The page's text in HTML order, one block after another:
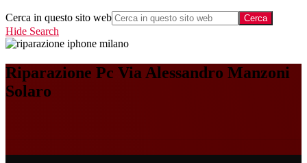
Cerca in questo sito web
Hide Search
Riparazione Pc Via Alessandro Manzoni
Solaro